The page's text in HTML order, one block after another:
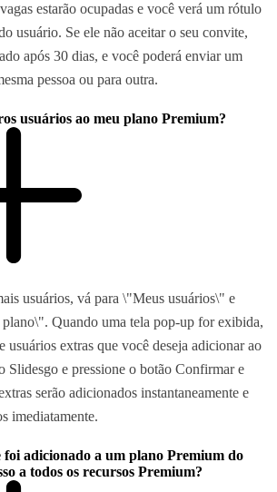
estarão ocupadas e você verá um rótulo
usuário. Se ele não aceitar o seu convite,
após 30 dias, e você poderá enviar um
pessoa ou para outra.
usuários ao meu plano Premium?
usuários, vá para \"Meus usuários\" e
Quando uma tela pop-up for exibida,
usuários extras que você deseja adicionar ao
Slidesgo e pressione o botão Confirmar e
serão adicionados instantaneamente e
imediatamente.
foi adicionado a um plano Premium do
a todos os recursos Premium?